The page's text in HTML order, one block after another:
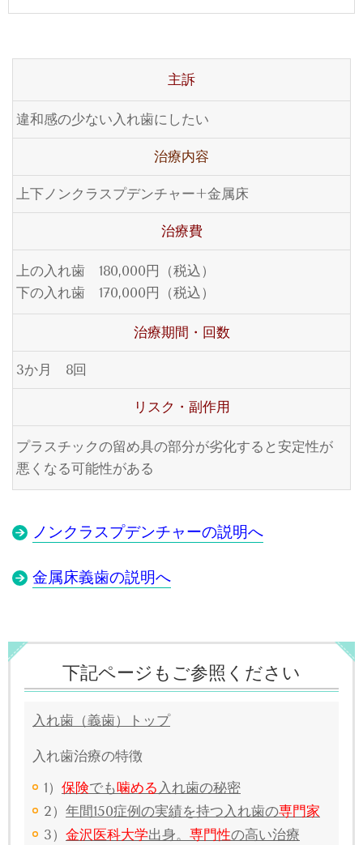
主訴
違和感の少ない入れ歯にしたい
治療内容
上下ノンクラスプデンチャー+金属床
治療費
上の入れ歯 180,000円（税込）
下の入れ歯 170,000円（税込）
治療期間・回数
3か月 8回
リスク・副作用
プラスチックの留め具の部分が劣化すると安定性が
悪くなる可能性がある
ノンクラスプデンチャーの説明へ
金属床義歯の説明へ
下記ページもご参照ください
入れ歯（義歯）トップ
入れ歯治療の特徴
1） 保険でも噛める 入れ歯の秘密
2） 年間150症例の実績を持つ入れ歯の専門家
3） 金沢医科大学出身。 専門性の高い治療